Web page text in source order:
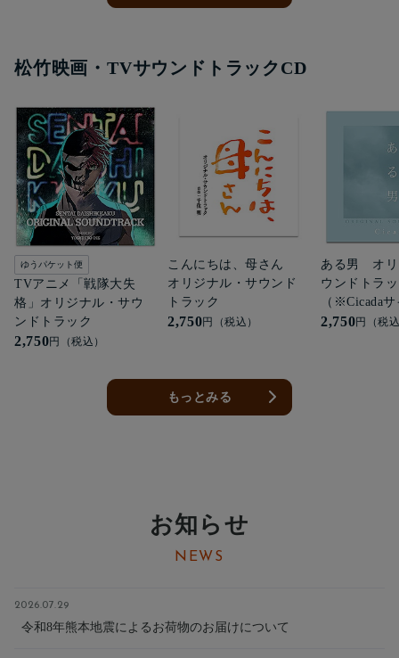
松竹映画・TVサウンドトラックCD
ゆうパケット便
TVアニメ「戦隊大失
格」オリジナル・サウ
ンドトラック
2,750円（税込）
こんにちは、母さん
オリジナル・サウンド
トラック
2,750円（税込）
ある男 オリ
ウンドトラ
（※Cicada
2,750円（税
もっとみる
お知らせ
NEWS
2026.07.29
令和8年熊本地震によるお荷物のお届けについて